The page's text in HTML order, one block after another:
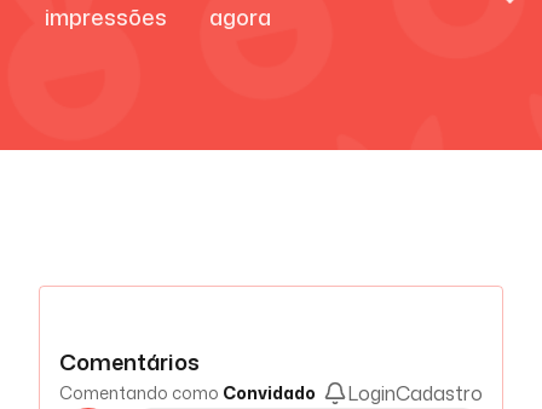
impressões
agora
Comentários
Comentando como Convidado LoginCadastro